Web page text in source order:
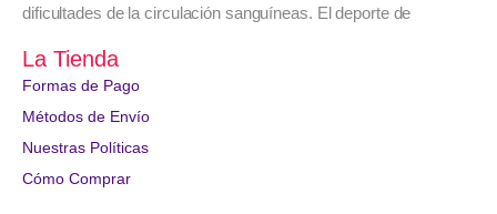
dificultades de la circulación sanguíneas. El deporte de
La Tienda
Formas de Pago
Métodos de Envío
Nuestras Políticas
Cómo Comprar